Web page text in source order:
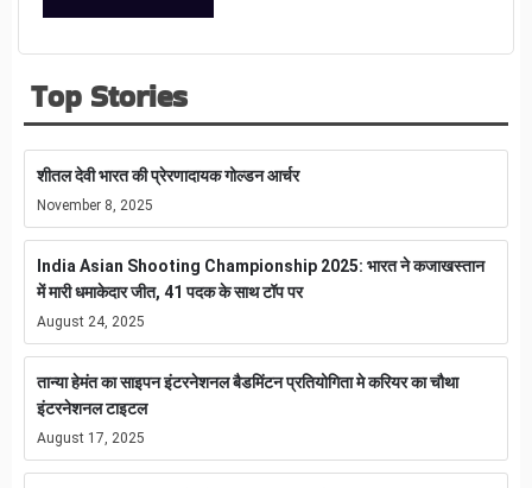
Top Stories
शीतल देवी भारत की प्रेरणादायक गोल्डन आर्चर
November 8, 2025
India Asian Shooting Championship 2025: भारत ने कजाखस्तान
में मारी धमाकेदार जीत, 41 पदक के साथ टॉप पर
August 24, 2025
तान्या हेमंत का साइपन इंटरनेशनल बैडमिंटन प्रतियोगिता मे करियर का चौथा
इंटरनेशनल टाइटल
August 17, 2025